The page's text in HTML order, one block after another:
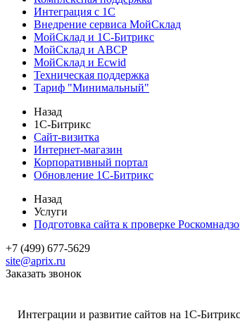
Интеграция с 1С
Внедрение сервиса МойСклад
МойСклад и 1С-Битрикс
МойСклад и ABCP
МойСклад и Ecwid
Техническая поддержка
Тариф "Минимальный"
Назад
1С-Битрикс
Сайт-визитка
Интернет-магазин
Корпоративный портал
Обновление 1С-Битрикс
Назад
Услуги
Подготовка сайта к проверке
+7 (499) 677-5629
site@aprix.ru
Заказать звонок
Интеграции и развитие сайтов на 1С-Битрикс